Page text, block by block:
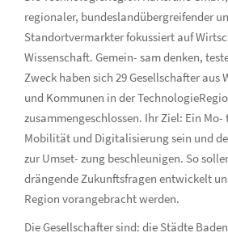
regionaler, bundeslandübergreifender
Standortvermarkter fokussiert auf
Wissenschaft. Gemein- sam denken,
Zweck haben sich 29 Gesellschafter aus
und Kommunen in der
zusammengeschlossen. Ihr Ziel: Ein
Mobilität und Digitalisierung sein und
zur Umset- zung beschleunigen. So
drängende Zukunftsfragen entwickelt
Region vorangebracht werden.
Die Gesellschafter sind: die Städte